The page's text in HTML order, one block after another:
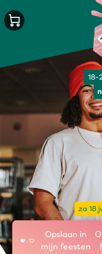
18-
za 18
Opslaan in
mijn feesten